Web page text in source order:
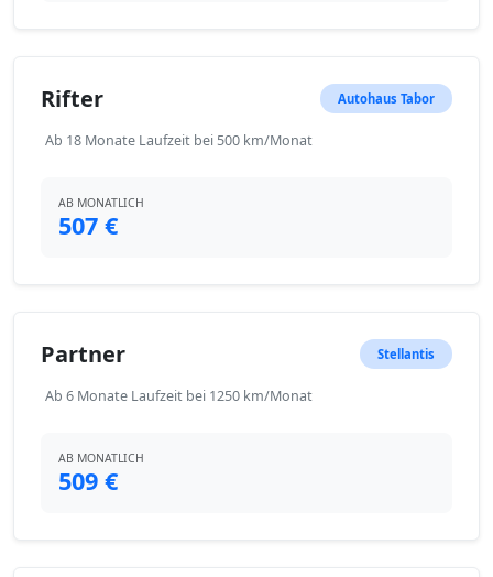
Rifter Autohaus Tabor
Ab 18 Monate Laufzeit bei 500 km/Monat
AB MONATLICH
507 €
Partner Stellantis
Ab 6 Monate Laufzeit bei 1250 km/Monat
AB MONATLICH
509 €